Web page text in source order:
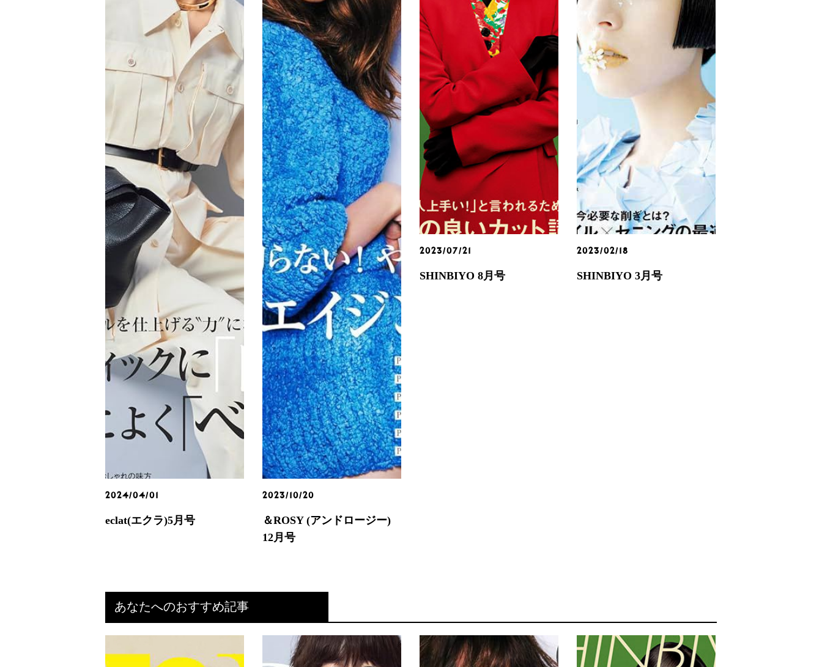
2024/04/01
eclat(エクラ)5月号
2023/10/20
＆ROSY (アンドロージー)
12月号
2023/07/21
SHINBIYO 8月号
2023/02/18
SHINBIYO 3月号
あなたへのおすすめ記事